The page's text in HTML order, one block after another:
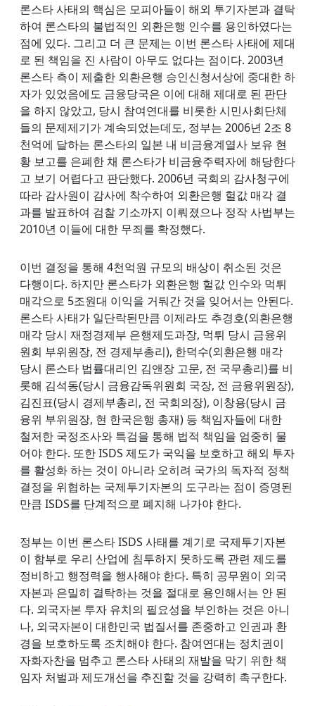
론스타 사태의 핵심은 모피아들이 해외 투기자본과 결탁
하여 론스타의 불법적인 외환은행 인수를 용인하였다는
점에 있다. 그리고 더 큰 문제는 이번 론스타 사태에 제대
로 된 책임을 진 사람이 아무도 없다는 점이다. 2003년
론스타 측이 제출한 외환은행 승인신청서상에 중대한 하
자가 있었음에도 금융당국은 이에 대해 제대로 된 판단
을 하지 않았고, 당시 참여연대를 비롯한 시민사회단체
들의 문제제기가 계속되었는데도, 정부는 2006년 2조 8
천억에 달하는 론스타의 일본 내 비금융계열사 보유 현
황 보고를 은폐한 채 론스타가 비금융주력자에 해당한다
고 보기 어렵다고 판단했다. 2006년 국회의 감사청구에
따라 감사원이 감사에 착수하여 외환은행 헐값 매각 결
과를 발표하여 검찰 기소까지 이뤄졌으나 정작 사법부는
2010년 이들에 대한 무죄를 확정했다.
이번 결정을 통해 4천억원 규모의 배상이 취소된 것은
다행이다. 하지만 론스타가 외환은행 헐값 인수와 먹튀
매각으로 5조원대 이익을 거둬간 것을 잊어서는 안된다.
론스타 사태가 일단락된만큼 이제라도 추경호(외환은행
매각 당시 재정경제부 은행제도과장, 먹튀 당시 금융위
원회 부위원장, 전 경제부총리), 한덕수(외환은행 매각
당시 론스타 법률대리인 김앤장 고문, 전 국무총리)를 비
롯해 김석동(당시 금융감독위원회 국장, 전 금융위원장),
김진표(당시 경제부총리, 전 국회의장), 이창용(당시 금
융위 부위원장, 현 한국은행 총재) 등 책임자들에 대한
철저한 국정조사와 특검을 통해 법적 책임을 엄중히 물
어야 한다. 또한 ISDS 제도가 국익을 보호하고 해외 투자
를 활성화 하는 것이 아니라 오히려 국가의 독자적 정책
결정을 위협하는 국제투기자본의 도구라는 점이 증명된
만큼 ISDS를 단계적으로 폐지해 나가야 한다.
정부는 이번 론스타 ISDS 사태를 계기로 국제투기자본
이 함부로 우리 산업에 침투하지 못하도록 관련 제도를
정비하고 행정력을 행사해야 한다. 특히 공무원이 외국
자본과 은밀히 결탁하는 것을 절대로 용인해서는 안 된
다. 외국자본 투자 유치의 필요성을 부인하는 것은 아니
나, 외국자본이 대한민국 법질서를 존중하고 인권과 환
경을 보호하도록 조치해야 한다. 참여연대는 정치권이
자화자찬을 멈추고 론스타 사태의 재발을 막기 위한 책
임자 처벌과 제도개선을 추진할 것을 강력히 촉구한다.